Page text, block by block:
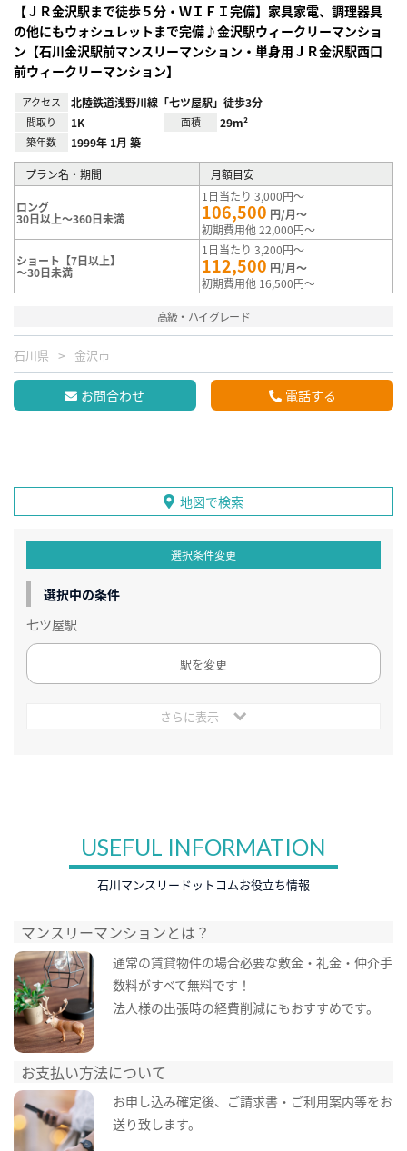
【ＪＲ金沢駅まで徒歩５分・ＷＩＦＩ完備】家具家電、調理器具
の他にもウォシュレットまで完備♪金沢駅ウィークリーマンショ
ン【石川金沢駅前マンスリーマンション・単身用ＪＲ金沢駅西口
前ウィークリーマンション】
アクセス 北陸鉄道浅野川線「七ツ屋駅」徒歩3分
間取り 1K 面積 29m²
築年数 1999年 1月 築
プラン名・期間 月額目安
ロング
30日以上～360日未満
1日当たり 3,000円～
106,500 円/月～
初期費用他 22,000円～
ショート【7日以上】
～30日未満
1日当たり 3,200円～
112,500 円/月～
初期費用他 16,500円～
高級・ハイグレード
石川県 金沢市
お問合わせ 電話する
地図で検索
選択条件変更
選択中の条件
七ツ屋駅
駅を変更
さらに表示
USEFUL INFORMATION
石川マンスリードットコムお役立ち情報
マンスリーマンションとは？
通常の賃貸物件の場合必要な敷金・礼金・仲介手
数料がすべて無料です！
法人様の出張時の経費削減にもおすすめです。
お支払い方法について
お申し込み確定後、ご請求書・ご利用案内等をお
送り致します。